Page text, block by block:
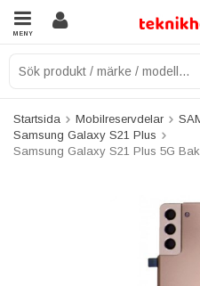
MENY
Startsida Mobilreservdelar
Samsung Galaxy S21 Plus
Samsung Galaxy S21 Plus 5G